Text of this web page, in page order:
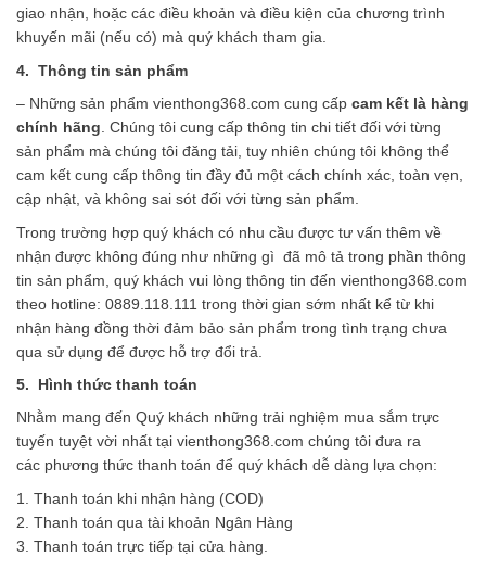
giao nhận, hoặc các điều khoản và điều kiện của chương trình
khuyến mãi (nếu có) mà quý khách tham gia.
4. Thông tin sản phẩm
– Những sản phẩm vienthong368.com cung cấp cam kết là hàng
chính hãng . Chúng tôi cung cấp thông tin chi tiết đối với từng
sản phẩm mà chúng tôi đăng tải, tuy nhiên chúng tôi không thể
cam kết cung cấp thông tin đầy đủ một cách chính xác, toàn vẹn,
cập nhật, và không sai sót đối với từng sản phẩm.
Trong trường hợp quý khách có nhu cầu được tư vấn thêm về
nhận được không đúng như những gì đã mô tả trong phần thông
tin sản phẩm, quý khách vui lòng thông tin đến vienthong368.com
theo hotline: 0889.118.111 trong thời gian sớm nhất kể từ khi
nhận hàng đồng thời đảm bảo sản phẩm trong tình trạng chưa
qua sử dụng để được hỗ trợ đổi trả.
5. Hình thức thanh toán
Nhằm mang đến Quý khách những trải nghiệm mua sắm trực
tuyến tuyệt vời nhất tại vienthong368.com chúng tôi đưa ra
các phương thức thanh toán để quý khách dễ dàng lựa chọn:
1. Thanh toán khi nhận hàng (COD)
2. Thanh toán qua tài khoản Ngân Hàng
3. Thanh toán trực tiếp tại cửa hàng.